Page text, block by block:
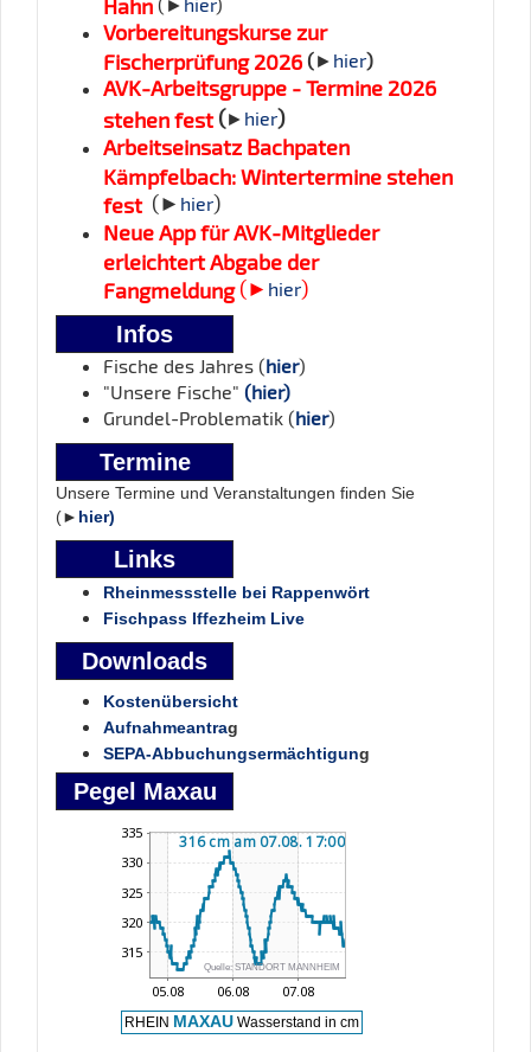
Vorbereitungskurse zur
Fischerprüfung 2026 (► hier)
AVK-Arbeitsgruppe - Termine 2026
stehen fest (► hier)
Arbeitseinsatz Bachpaten
Kämpfelbach: Wintertermine stehen
fest (► hier)
Neue App für AVK-Mitglieder
erleichtert Abgabe der
Fangmeldung (► hier)
Infos
Fische des Jahres (hier)
"Unsere Fische" (hier)
Grundel-Problematik (hier)
Termine
Unsere Termine und Veranstaltungen finden Sie
(► hier)
Links
Rheinmessstelle bei Rappenwört
Fischpass Iffezheim Live
Downloads
Kostenübersicht
Aufnahmeantrag
SEPA-Abbuchungsermächtigung
Pegel Maxau